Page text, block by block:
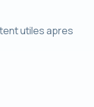
utiles apres